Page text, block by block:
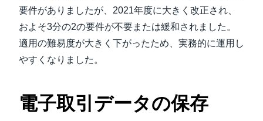
要件がありましたが、2021年度に大きく改正され、
およそ3分の2の要件が不要または緩和されました。
適用の難易度が大きく下がったため、実務的に運用し
やすくなりました。
電子取引データの保存